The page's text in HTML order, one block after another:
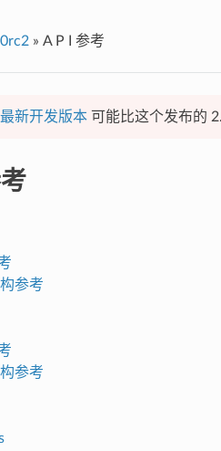
» A P I 参考
最新开发版本可能比这个发布的
参考
参考